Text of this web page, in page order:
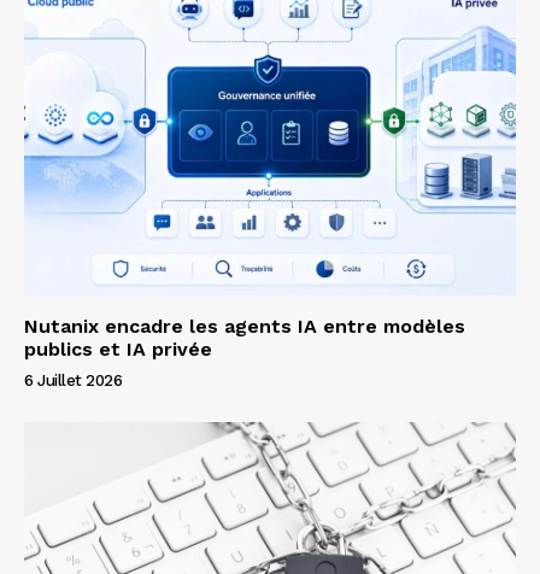
Nutanix encadre les agents IA entre modèles
publics et IA privée
6 Juillet 2026